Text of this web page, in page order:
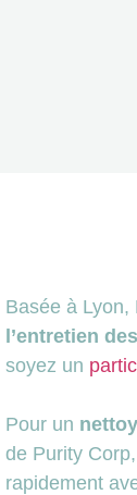
Basée à
l’entretien
soyez un
Pour un
de Purity
rapidement